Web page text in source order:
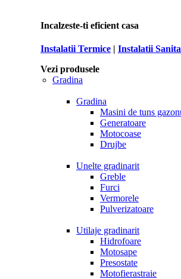
Incalzeste-ti eficient casa
Instalatii Termice | Instalatii
Vezi produsele
Gradina
Gradina
Masini de tuns
Generatoare
Motocoase
Drujbe
Unelte gradinarit
Greble
Furci
Vermorele
Pulverizatoare
Utilaje gradinarit
Hidrofoare
Motosape
Presostate
Motofierastraie